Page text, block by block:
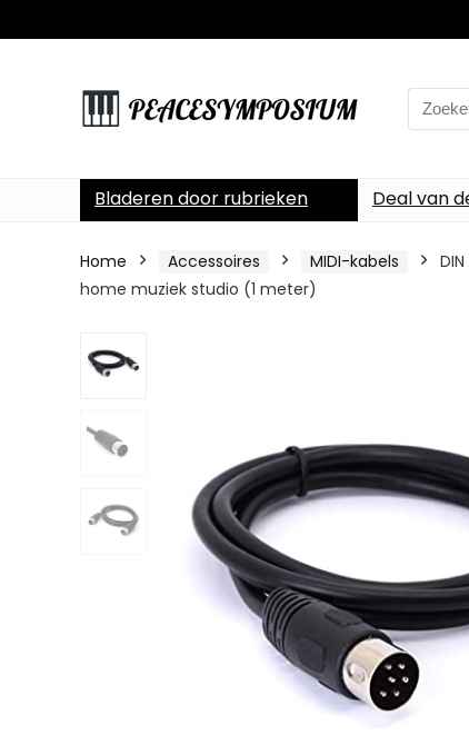
Search
for:
Bladeren door rubrieken Deal van
Home Accessoires MIDI-kabels
home muziek studio (1 meter)